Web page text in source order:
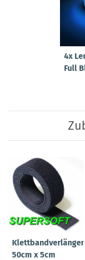
4x
Full
50cm x 5cm